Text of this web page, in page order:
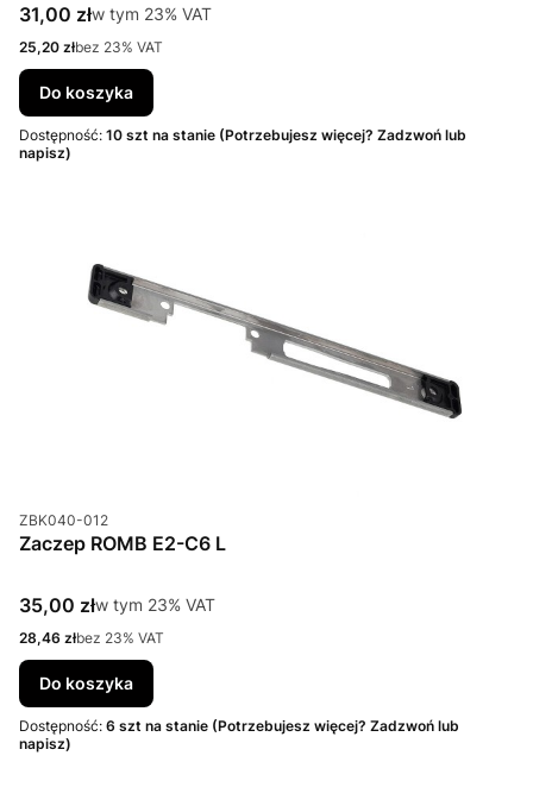
Cena brutto
31,00 złw tym %s VAT
w tym 23% VAT
Cena netto
25,20 złbez 23% VAT
Do koszyka
Dostępność: 10 szt na stanie (Potrzebujesz więcej? Zadzwoń lub
napisz)
Kod produktu
ZBK040-012
Zaczep ROMB E2-C6 L
Cena brutto
35,00 złw tym %s VAT
w tym 23% VAT
Cena netto
28,46 złbez 23% VAT
Do koszyka
Dostępność: 6 szt na stanie (Potrzebujesz więcej? Zadzwoń lub
napisz)